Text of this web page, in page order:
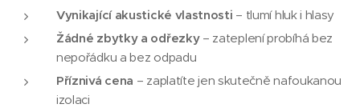
Vynikající akustické vlastnosti – tlumí hluk i hlasy
Žádné zbytky a odřezky– zateplení probíhá bez
nepořádku a bez odpadu
Příznivá cena – zaplatíte jen skutečně nafoukanou
izolaci